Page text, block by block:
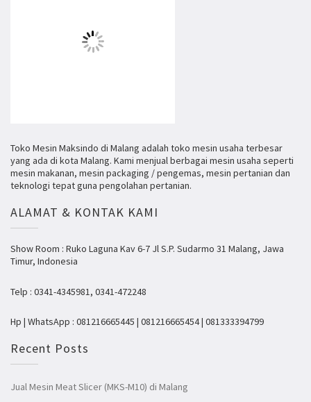
Toko Mesin Maksindo di Malang adalah toko mesin usaha terbesar
yang ada di kota Malang. Kami menjual berbagai mesin usaha seperti
mesin makanan, mesin packaging / pengemas, mesin pertanian dan
teknologi tepat guna pengolahan pertanian.
ALAMAT & KONTAK KAMI
Show Room : Ruko Laguna Kav 6-7 Jl S.P. Sudarmo 31 Malang, Jawa
Timur, Indonesia
Telp : 0341-4345981, 0341-472248
Hp | WhatsApp : 081216665445 | 081216665454 | 081333394799
Recent Posts
Jual Mesin Meat Slicer (MKS-M10) di Malang